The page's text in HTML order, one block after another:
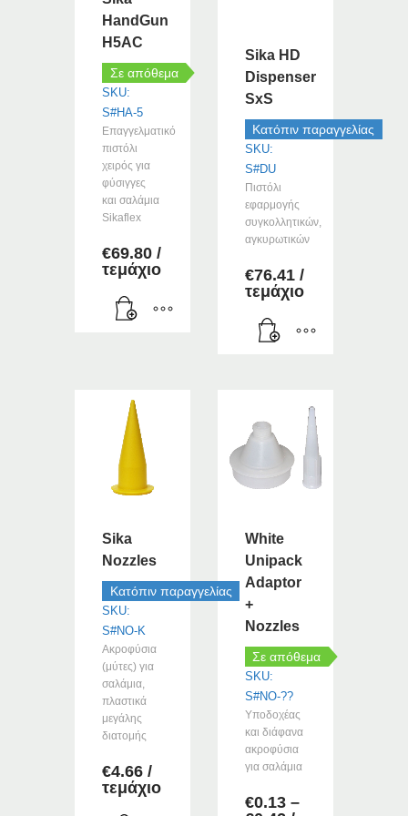
HandGun
H5AC
Σε απόθεμα
SKU:
S#HA-5
Επαγγελματικό
πιστόλι
χειρός για
φύσιγγες
και σαλάμια
Sikaflex
€69.80 /
τεμάχιο
Sika HD
Dispenser
SxS
Κατόπιν παραγγελίας
SKU:
S#DU
Πιστόλι
εφαρμογής
συγκολλητικών,
αγκυρωτικών
€76.41 /
τεμάχιο
Sika
Nozzles
Κατόπιν παραγγελίας
SKU:
S#NO-K
Ακροφύσια
(μύτες) για
σαλάμια,
πλαστικά
μεγάλης
διατομής
€4.66 /
τεμάχιο
White
Unipack
Adaptor
+
Nozzles
Σε απόθεμα
SKU:
S#NO-??
Υποδοχέας
και διάφανα
ακροφύσια
για σαλάμια
€0.13 –